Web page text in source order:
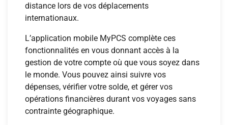
distance lors de vos déplacements
internationaux.
L’application mobile MyPCS complète ces
fonctionnalités en vous donnant accès à la
gestion de votre compte où que vous soyez dans
le monde. Vous pouvez ainsi suivre vos
dépenses, vérifier votre solde, et gérer vos
opérations financières durant vos voyages sans
contrainte géographique.